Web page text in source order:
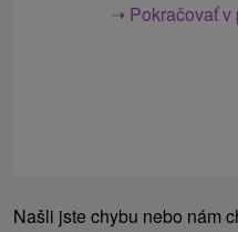
➝ Pokračovať v
Našli jste chybu nebo nám